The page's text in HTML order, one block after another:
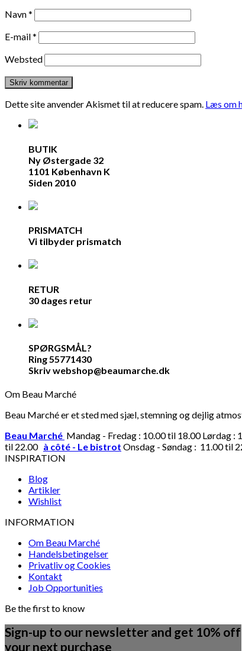
Navn*
E-mail*
Websted
Dette site anvender Akismet til at reducere spam. Læs om
BUTIK
Ny Østergade 32
1101 København K
Siden 2010
PRISMATCH
Vi tilbyder prismatch
RETUR
30 dages retur
SPØRGSMÅL?
Ring 55771430
Skriv webshop@beaumarche.dk
Om Beau Marché
Beau Marché er et sted med sjæl, stemning og dejlig
Beau Marché Mandag - Fredag : 10.00 til 18.00 Lørdag :
til 22.00 à côté - Le bistrot Onsdag - Søndag : 11.00 til
INSPIRATION
Blog
Artikler
Wishlist
INFORMATION
Om Beau Marché
Handelsbetingelser
Privatliv og Cookies
Kontakt
Job Opportunities
Be the first to know
Sign-up to our newsletter and get 10% off
your next purchase